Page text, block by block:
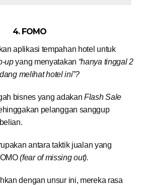
4. FOMO
aplikasi tempahan hotel untuk
upyang menyatakan “hanya tinggal 2
melihat hotel ini”?
bisnes yang adakanFlash Sale
pelanggan sanggup
antara taktik jualan yang
(fear of missing out).
dengan unsur ini, mereka rasa